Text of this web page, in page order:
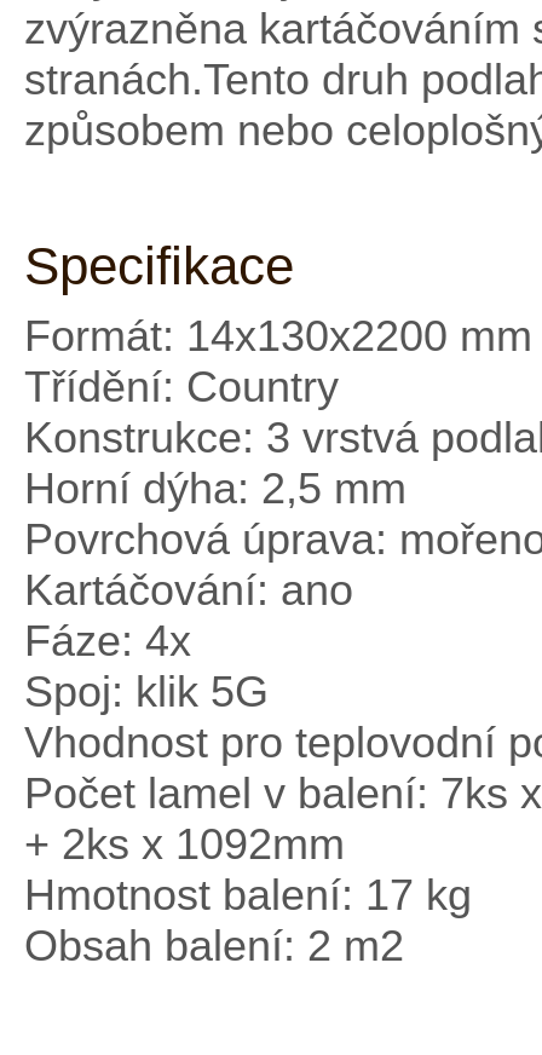
zvýrazněna kartáčováním
stranách.Tento druh
způsobem nebo
Specifikace
Formát: 14x130x2200 mm
Třídění: Country
Konstrukce: 3 vrstvá
Horní dýha: 2,5 mm
Povrchová úprava:
Kartáčování: ano
Fáze: 4x
Spoj: klik 5G
Vhodnost pro teplovodní
Počet lamel v balení: 7ks
+ 2ks x 1092mm
Hmotnost balení: 17 kg
Obsah balení: 2 m2